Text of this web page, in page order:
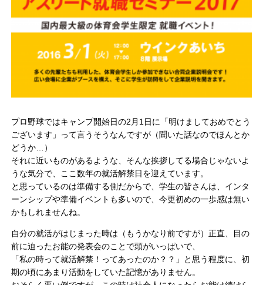
プロ野球ではキャンプ開始日の2月1日に「明けましておめでとう
ございます」って言うそうなんですが（聞いた話なのでほんとか
どうか…）
それに近いものがあるような、そんな挨拶してる場合じゃないよ
うな気分で、ここ数年の就活解禁日を迎えています。
と思っているのは準備する側だからで、学生の皆さんは、インタ
ーンシップや準備イベントも多いので、今更初めの一歩感は無い
かもしれませんね。
自分の就活がはじまった時は（もうかなり前ですが）正直、目の
前に迫ったお能の発表会のことで頭がいっぱいで、
「私の時って就活解禁！ってあったのか？？」と思う程度に、初
期の頃にあまり活動をしていた記憶がありません。